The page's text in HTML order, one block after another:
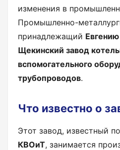
изменения в
Промышленно-
принадлежащий
Щекинский завод
вспомогательного
трубопроводов.
Что известно о
Этот завод, известный
КВОиТ, занимается